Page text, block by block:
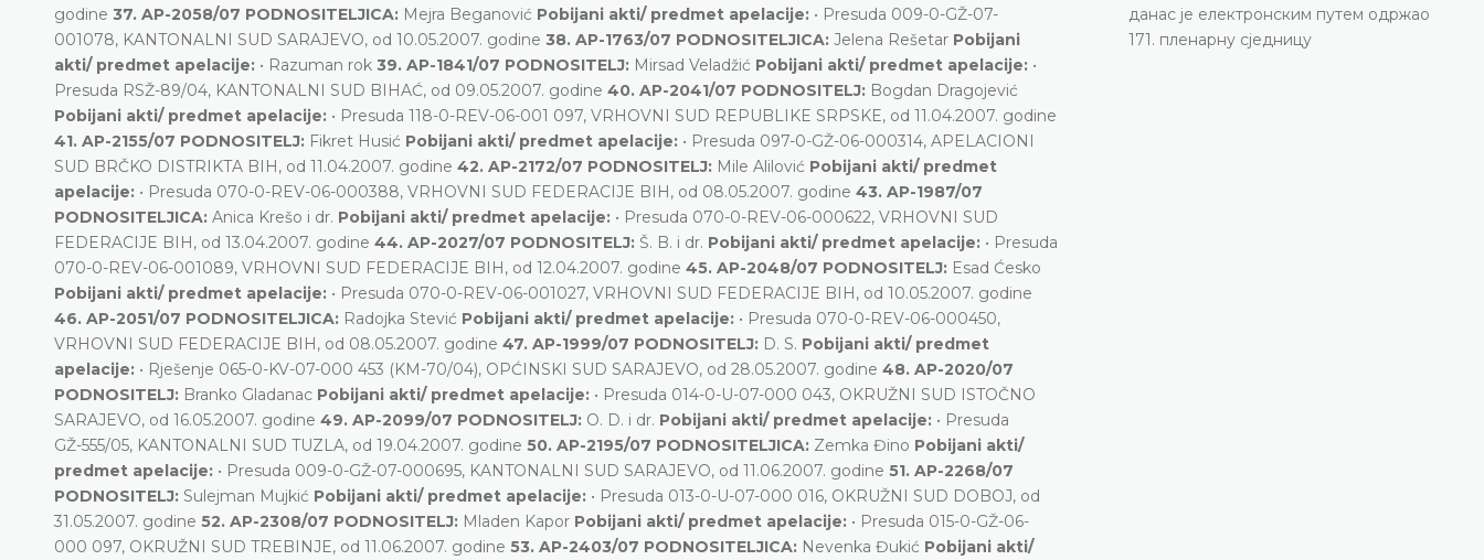
godine 37. AP-2058/07 PODNOSITELJICA: Mejra Beganović Pobijani akti/ predmet apelacije: • Presuda 009-0-GŽ-07-
001078, KANTONALNI SUD SARAJEVO, od 10.05.2007. godine 38. AP-1763/07 PODNOSITELJICA: Jelena Rešetar Pobijani
akti/ predmet apelacije: • Razuman rok 39. AP-1841/07 PODNOSITELJ: Mirsad Veladžić Pobijani akti/ predmet apelacije: •
Presuda RSŽ-89/04, KANTONALNI SUD BIHAĆ, od 09.05.2007. godine 40. AP-2041/07 PODNOSITELJ: Bogdan Dragojević
Pobijani akti/ predmet apelacije: • Presuda 118-0-REV-06-001 097, VRHOVNI SUD REPUBLIKE SRPSKE, od 11.04.2007. godine
41. AP-2155/07 PODNOSITELJ: Fikret Husić Pobijani akti/ predmet apelacije: • Presuda 097-0-GŽ-06-000314, APELACIONI
SUD BRČKO DISTRIKTA BIH, od 11.04.2007. godine 42. AP-2172/07 PODNOSITELJ: Mile Alilović Pobijani akti/ predmet
apelacije: • Presuda 070-0-REV-06-000388, VRHOVNI SUD FEDERACIJE BIH, od 08.05.2007. godine 43. AP-1987/07
PODNOSITELJICA: Anica Krešo i dr. Pobijani akti/ predmet apelacije: • Presuda 070-0-REV-06-000622, VRHOVNI SUD
FEDERACIJE BIH, od 13.04.2007. godine 44. AP-2027/07 PODNOSITELJ: Š. B. i dr. Pobijani akti/ predmet apelacije: • Presuda
070-0-REV-06-001089, VRHOVNI SUD FEDERACIJE BIH, od 12.04.2007. godine 45. AP-2048/07 PODNOSITELJ: Esad Ćesko
Pobijani akti/ predmet apelacije: • Presuda 070-0-REV-06-001027, VRHOVNI SUD FEDERACIJE BIH, od 10.05.2007. godine
46. AP-2051/07 PODNOSITELJICA: Radojka Stević Pobijani akti/ predmet apelacije: • Presuda 070-0-REV-06-000450,
VRHOVNI SUD FEDERACIJE BIH, od 08.05.2007. godine 47. AP-1999/07 PODNOSITELJ: D. S. Pobijani akti/ predmet
apelacije: • Rješenje 065-0-KV-07-000 453 (KM-70/04), OPĆINSKI SUD SARAJEVO, od 28.05.2007. godine 48. AP-2020/07
PODNOSITELJ: Branko Gladanac Pobijani akti/ predmet apelacije: • Presuda 014-0-U-07-000 043, OKRUŽNI SUD ISTOČNO
SARAJEVO, od 16.05.2007. godine 49. AP-2099/07 PODNOSITELJ: O. D. i dr. Pobijani akti/ predmet apelacije: • Presuda
GŽ-555/05, KANTONALNI SUD TUZLA, od 19.04.2007. godine 50. AP-2195/07 PODNOSITELJICA: Zemka Đino Pobijani akti/
predmet apelacije: • Presuda 009-0-GŽ-07-000695, KANTONALNI SUD SARAJEVO, od 11.06.2007. godine 51. AP-2268/07
PODNOSITELJ: Sulejman Mujkić Pobijani akti/ predmet apelacije: • Presuda 013-0-U-07-000 016, OKRUŽNI SUD DOBOJ, od
31.05.2007. godine 52. AP-2308/07 PODNOSITELJ: Mladen Kapor Pobijani akti/ predmet apelacije: • Presuda 015-0-GŽ-06-
000 097, OKRUŽNI SUD TREBINJE, od 11.06.2007. godine 53. AP-2403/07 PODNOSITELJICA: Nevenka Đukić Pobijani akti/
данас је електронским путем одржао
171. пленарну сједницу